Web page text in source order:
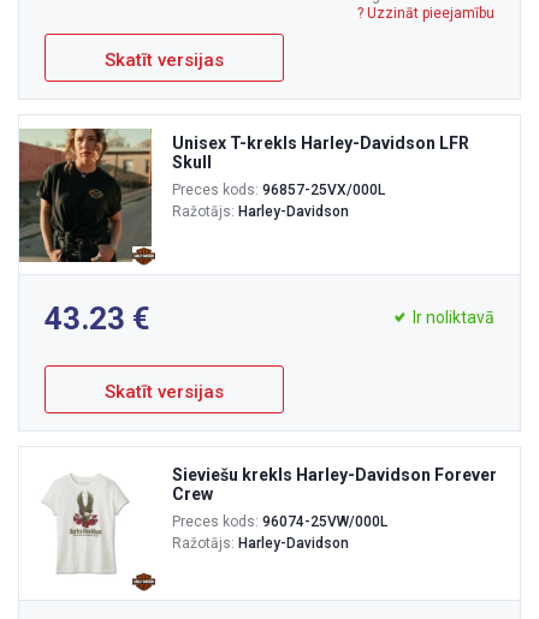
? Uzzināt pieejamību
Skatīt versijas
Unisex T-krekls Harley-Davidson LFR
Skull
Preces kods: 96857-25VX/000L
Ražotājs: Harley-Davidson
43.23 Ir noliktavā
Skatīt versijas
Sieviešu krekls Harley-Davidson Forever
Crew
Preces kods: 96074-25VW/000L
Ražotājs: Harley-Davidson